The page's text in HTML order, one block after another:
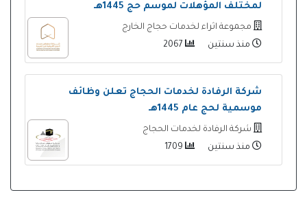
لمختلف المؤهلات لموسم حج 1445هـ
مجموعة اثراء لخدمات حجاج الخارج
منذ سنتين
شركة الرفادة لخدمات الحجاج تعلن وظائف
موسمية لحج عام 1445هـ
شركة الرفادة لخدمات الحجاج
منذ سنتين